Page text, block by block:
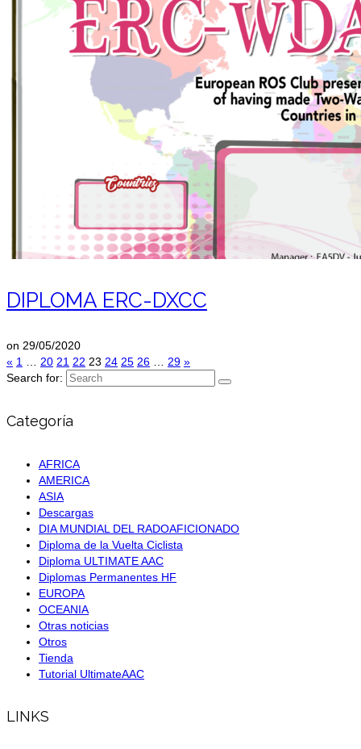
DIPLOMA ERC-DXCC
on 29/05/2020
« 1 20 21 22 23 24 25 26 29 »
Search for:
Categoría
AFRICA
AMERICA
ASIA
Descargas
DIA MUNDIAL DEL RADOAFICIONADO
Diploma de la Vuelta Ciclista
Diploma ULTIMATE AAC
Diplomas Permanentes HF
EUROPA
OCEANIA
Otras noticias
Otros
Tienda
Tutorial UltimateAAC
LINKS